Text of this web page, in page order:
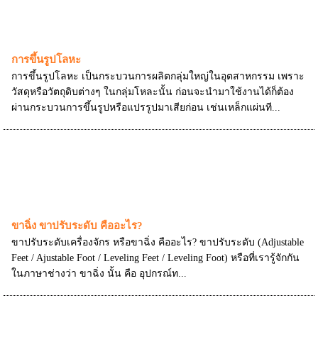
การขึ้นรูปโลหะ
การขึ้นรูปโลหะ เป็นกระบวนการผลิตกลุ่มใหญ่ในอุตสาหกรรม เพราะ
วัสดุหรือวัตถุดิบต่างๆ ในกลุ่มโหละนั้น ก่อนจะนำมาใช้งานได้ก็ต้อง
ผ่านกระบวนการขึ้นรูปหรือแปรรูปมาเสียก่อน เช่นเหล็กแผ่นที...
ขาฉิ่ง ขาปรับระดับ คืออะไร?
ขาปรับระดับเครื่องจักร หรือขาฉิ่ง คืออะไร? ขาปรับระดับ (Adjustable
Feet / Ajustable Foot / Leveling Feet / Leveling Foot) หรือที่เรารู้จักกัน
ในภาษาช่างว่า ขาฉิ่ง นั้น คือ อุปกรณ์ท...